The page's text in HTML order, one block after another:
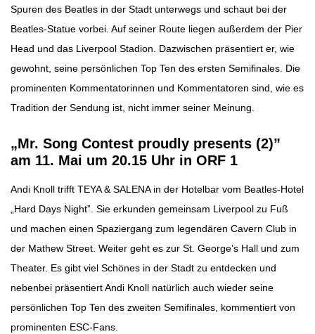
Spuren des Beatles in der Stadt unterwegs und schaut bei der
Beatles-Statue vorbei. Auf seiner Route liegen außerdem der Pier
Head und das Liverpool Stadion. Dazwischen präsentiert er, wie
gewohnt, seine persönlichen Top Ten des ersten Semifinales. Die
prominenten Kommentatorinnen und Kommentatoren sind, wie es
Tradition der Sendung ist, nicht immer seiner Meinung.
„Mr. Song Contest proudly presents (2)”
am 11. Mai um 20.15 Uhr in ORF 1
Andi Knoll trifft TEYA & SALENA in der Hotelbar vom Beatles-Hotel
„Hard Days Night”. Sie erkunden gemeinsam Liverpool zu Fuß
und machen einen Spaziergang zum legendären Cavern Club in
der Mathew Street. Weiter geht es zur St. George’s Hall und zum
Theater. Es gibt viel Schönes in der Stadt zu entdecken und
nebenbei präsentiert Andi Knoll natürlich auch wieder seine
persönlichen Top Ten des zweiten Semifinales, kommentiert von
prominenten ESC-Fans.